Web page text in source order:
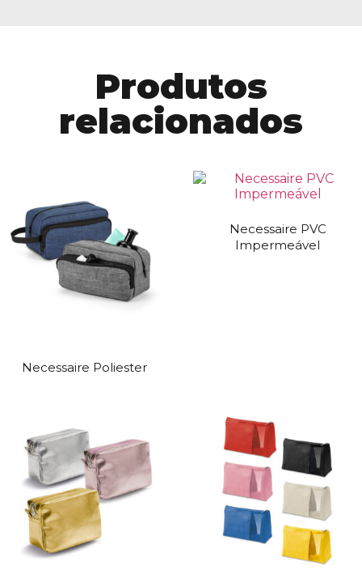
Produtos
relacionados
Necessaire Poliester
Necessaire PVC
Impermeável